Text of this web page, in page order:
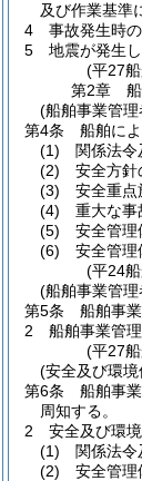
及び作業基準
4
事故発生時
5
地震が発生
(平27
第2章
(船舶事業管
第4条
船舶に
(1)
関係法
(2)
安全方針
(3)
安全重点
(4)
重大な事
(5)
安全管理
(6)
安全管理
(平24
(船舶事業管
第5条
船舶事
2
船舶事業管
(平27
(安全及び環
第6条
船舶事
周知する。
2
安全及び環
(1)
関係法令
(2)
安全管理